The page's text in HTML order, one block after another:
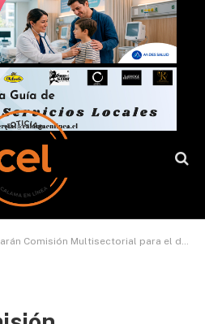
Comisión Multisectorial para el desarrollo del Corredor Bioceánico Vial